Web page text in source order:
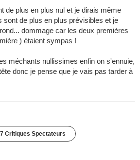
de plus en plus nul et je dirais même
sont de plus en plus prévisibles et je
dommage car les deux premières
) étaient sympas !
méchants nullissimes enfin on s'ennuie,
donc je pense que je vais pas tarder à
Critiques Spectateurs